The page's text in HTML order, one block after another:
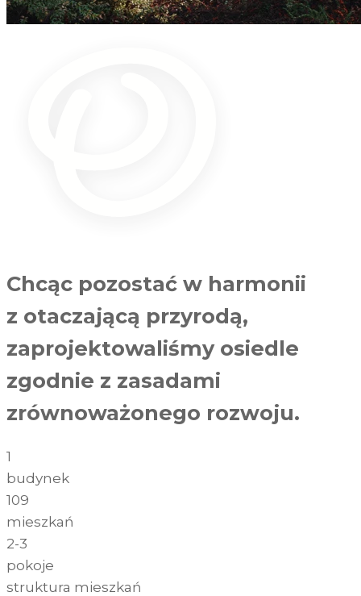
Chcąc pozostać w harmonii
z otaczającą przyrodą,
zaprojektowaliśmy osiedle
zgodnie z zasadami
zrównoważonego rozwoju.
1
budynek
109
mieszkań
2-3
pokoje
struktura mieszkań